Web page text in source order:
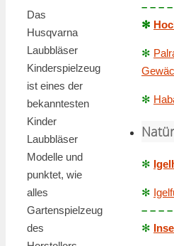
Das
Husqvarna
Laubbläser
Kinderspielzeug
ist eines der
bekanntesten
Kinder
Laubbläser
Modelle und
punktet, wie
alles
Gartenspielzeug
des
– – –
✻
✻
✻
✻
✻
– – –
✻